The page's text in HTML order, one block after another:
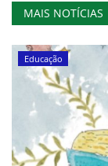
MAIS NOTÍCIAS
Educação